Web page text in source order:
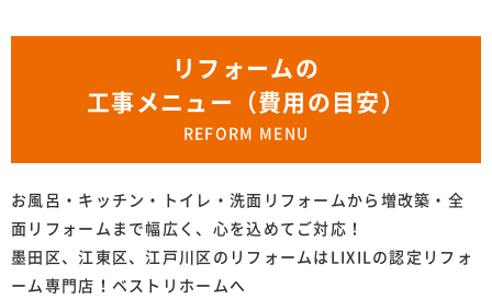
リフォームの
工事メニュー（費用の目安）
REFORM MENU
お風呂・キッチン・トイレ・洗面リフォームから増改築・全
面リフォームまで幅広く、心を込めてご対応！
墨田区、江東区、江戸川区のリフォームはLIXILの認定リフォ
ーム専門店！ベストリホームへ